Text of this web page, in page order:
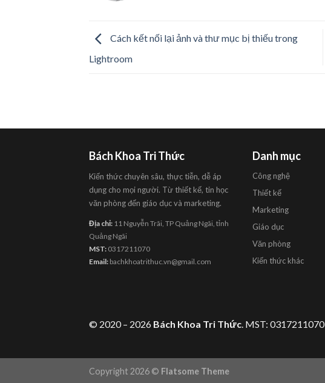
Cách kết nối lại ảnh và thư mục bị thiếu trong
Lightroom
Bách Khoa Tri Thức
Kiến thức chuyên sâu, thực tiễn, dễ áp
dụng cho mọi người. Từ thiết kế, tin học
văn phòng đến giáo dục và marketing.
Địa chỉ: 11 Nguyễn Trãi, TP Quảng Ngãi, tỉnh
Quảng Ngãi
MST: 0317211070
Email: bachkhoatrithuc.vn@gmail.com
Danh mục
Công nghệ
Thiết kế
Marketing
Giáo dục
Văn phòng
Kiến thức khác
© 2020 – 2026 Bách Khoa Tri Thức . MST: 0317211070
Copyright 2026 © Flatsome Theme